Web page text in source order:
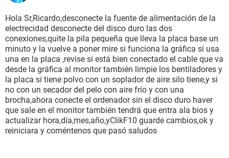
Hola Sr,Ricardo,desconecte la fuente de alimentación de la
electrecidad desconecte del disco duro las dos
conexiones,quite la pila pequeña que lleva la placa base un
minuto y la vuelve a poner mire si funciona la gráfica si usa
una en la placa ,revise si está bien conectado el cable que va
desde la gráfica al monitor también limpie los bentiladores y
la placa si tiene polvo con un soplador de aire silo tiene,y si
no con un secador del pelo con aire frío y con una
brocha,ahora conecte el ordenador sin el disco duro haver
que sale en el monitor también tendrá que entra ala bios y
actualizar hora,día,mes,año,yClikF10 guarde cambios,ok y
reiniciara y coméntenos que pasó saludos